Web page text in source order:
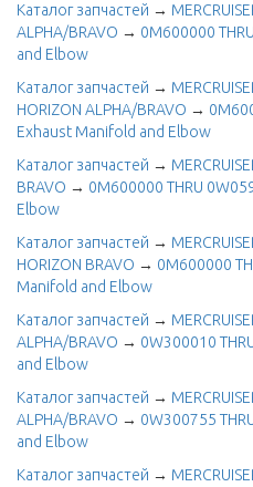
Каталог запчастей →
ALPHA/BRAVO → 0M600000
and Elbow
Каталог запчастей →
HORIZON ALPHA/BRAVO →
Exhaust Manifold and Elbow
Каталог запчастей →
BRAVO → 0M600000 THRU
Elbow
Каталог запчастей →
HORIZON BRAVO → 0M600000
Manifold and Elbow
Каталог запчастей →
ALPHA/BRAVO → 0W300010
and Elbow
Каталог запчастей →
ALPHA/BRAVO → 0W300755
and Elbow
Каталог запчастей →